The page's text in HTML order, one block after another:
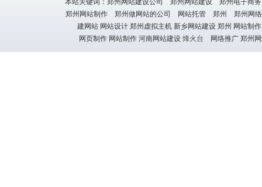
本站关键词：郑州网站建设公司 郑州网站建设 郑州电子
郑州网站制作 郑州做网站的公司 网站托管 郑州 郑州网
建网站 网站设计 郑州虚拟主机 新乡网站建设 郑州 网站制
网页制作 网站制作 河南网站建设 烽火台 网络推广 郑州